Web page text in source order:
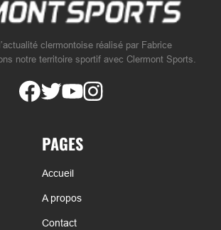
clermontoise réalisé par Fabrice
notre territoire sportif avec Clermont Sports.
PAGES
Accueil
A propos
Contact